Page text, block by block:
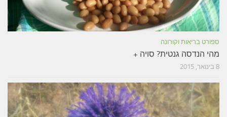
ספורט בריאות וקורונה
מהי הנדסה גנטית? סויה +
8 בינואר, 2015